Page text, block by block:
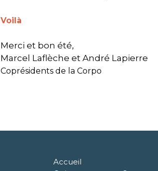
Voilà
Merci et bon été,
Marcel Laflèche et André Lapierre
Coprésidents de la Corpo
Accueil